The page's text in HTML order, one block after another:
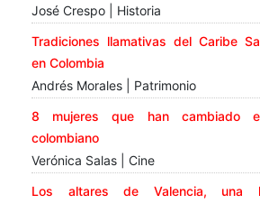
José Crespo | Historia
Tradiciones llamativas del Caribe
en Colombia
Andrés Morales | Patrimonio
8 mujeres que han cambiado
colombiano
Verónica Salas | Cine
Los altares de Valencia, una